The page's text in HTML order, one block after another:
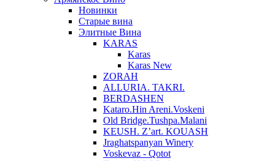
Новинки
Старые вина
Элитные Вина
KARAS
Karas
Karas New
ZORAH
ALLURIA. TAKRI.
BERDASHEN
Kataro.Hin Areni.Voskeni
Old Bridge.Tushpa.Malani
KEUSH. Z’art. KOUASH
Jraghatspanyan Winery
Voskevaz - Qotot